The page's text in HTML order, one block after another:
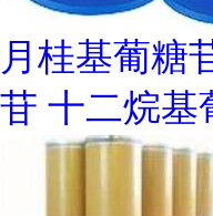
月桂基葡糖
苷 十二烷基